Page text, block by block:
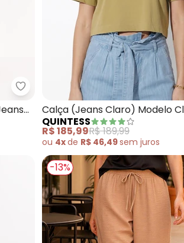
Quintess - Calça Pantalona com
Calça (Jeans Claro) Modelo
Pantalona
QUINTESS
R$ 185,99R$ 189,99
ou 4xde R$ 46,49sem juros
-13%